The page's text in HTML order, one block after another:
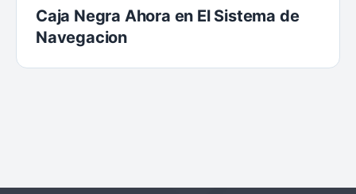
Caja Negra Ahora en El Sistema de
Navegacion